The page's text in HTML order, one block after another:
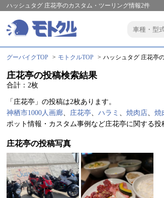
ハッシュタグ 庄花亭のカスタム・ツーリング情報2件
グーバイクTOP モトクルTOP ハッシュタグ 庄花亭
庄花亭の投稿検索結果
合計：2枚
「庄花亭」の投稿は2枚あります。
神栖市1000人画廊、 庄花亭、 ハラミ 、 焼肉店、 焼
ポット情報・カスタム事例など庄花亭に関する投
庄花亭の投稿写真